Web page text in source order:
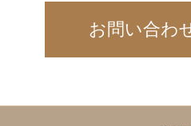
お問い合わ